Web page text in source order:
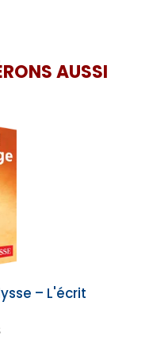
AUSSI
– L'écrit